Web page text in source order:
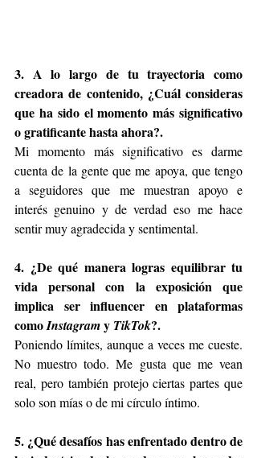
3. A lo largo de tu trayectoria como
creadora de contenido, ¿Cuál consideras
que ha sido el momento más significativo
o gratificante hasta ahora?.
Mi momento más significativo es darme
cuenta de la gente que me apoya, que tengo
a seguidores que me muestran apoyo e
interés genuino y de verdad eso me hace
sentir muy agradecida y sentimental.
4. ¿De qué manera logras equilibrar tu
vida personal con la exposición que
implica ser influencer en plataformas
como Instagram y TikTok?.
Poniendo límites, aunque a veces me cueste.
No muestro todo. Me gusta que me vean
real, pero también protejo ciertas partes que
solo son mías o de mi círculo íntimo.
5. ¿Qué desafíos has enfrentado dentro de